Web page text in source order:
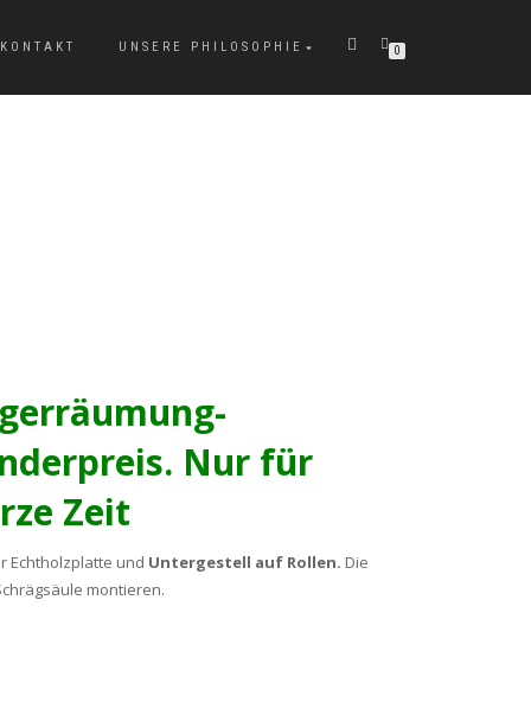
KONTAKT UNSERE PHILOSOPHIE 0
Nur für
Zeit
Echtholzplatte und Untergestell auf Rollen. Die
montieren.